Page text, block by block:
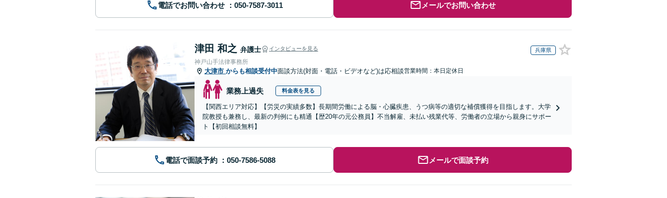
電話でお問い合わせ メールでお問い合わせ
津田 和之 弁護士 インタビューを見る 兵庫県
神戸山手法律事務所
大津市 からも相談受付中面談方法(対面・電話・ビデオなど)は応相談営業時間：本日定休日
業務上過失 料金表を見る
【関西エリア対応】【労災の実績多数】長期間労働による脳・心臓疾患、うつ病等の適切な補償獲得を目指します。大学
院教授も兼務し、最新の判例にも精通【歴20年の元公務員】不当解雇、未払い残業代等、労働者の立場から親身にサポー
ト【初回相談無料】
電話で面談予約 メールで面談予約